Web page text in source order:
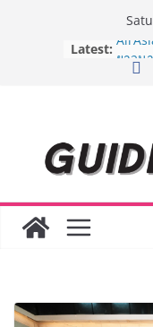
Latest:
ยาว
“BIO
ระดับ
พาณิช
ปะทะ
ได้เต
มหาวิ